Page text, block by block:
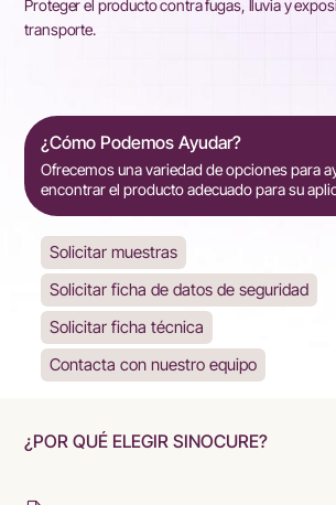
Proteger el producto contra fugas, lluvia y
transporte.
¿Cómo Podemos Ayudar?
Ofrecemos una variedad de opciones para
encontrar el producto adecuado para su
Solicitar muestras
Solicitar ficha de datos de seguridad
Solicitar ficha técnica
Contacta con nuestro equipo
¿POR QUÉ ELEGIR SINOCURE?